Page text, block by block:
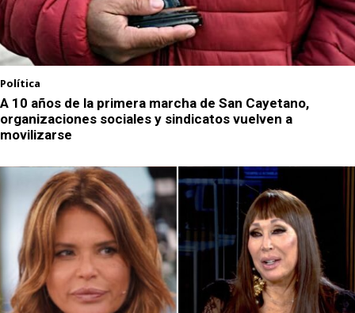
Política
A 10 años de la primera marcha de San Cayetano,
organizaciones sociales y sindicatos vuelven a
movilizarse